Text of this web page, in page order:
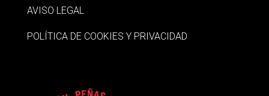
AVISO LEGAL
POLÍTICA DE COOKIES Y PRIVACIDAD